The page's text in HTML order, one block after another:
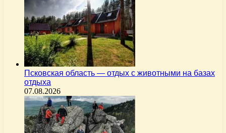
Псковская область — отдых с животными на базах
отдыха
07.08.2026